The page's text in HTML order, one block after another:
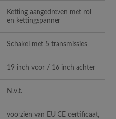
Ketting aangedreven met rol
en kettingspanner
Schakel met 5 transmissies
19 inch voor / 16 inch achter
N.v.t.
voorzien van EU CE certificaat,